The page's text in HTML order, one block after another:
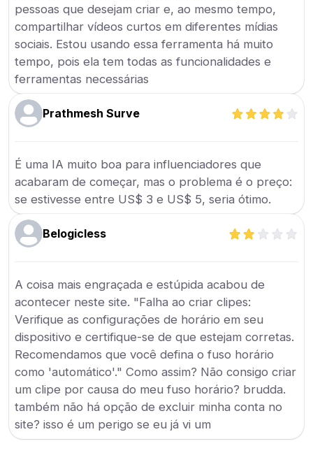
pessoas que desejam criar e, ao mesmo tempo,
compartilhar vídeos curtos em diferentes mídias
sociais. Estou usando essa ferramenta há muito
tempo, pois ela tem todas as funcionalidades e
ferramentas necessárias
Prathmesh Surve
É uma IA muito boa para influenciadores que
acabaram de começar, mas o problema é o preço:
se estivesse entre US$ 3 e US$ 5, seria ótimo.
Belogicless
A coisa mais engraçada e estúpida acabou de
acontecer neste site. "Falha ao criar clipes:
Verifique as configurações de horário em seu
dispositivo e certifique-se de que estejam corretas.
Recomendamos que você defina o fuso horário
como 'automático'." Como assim? Não consigo criar
um clipe por causa do meu fuso horário? brudda.
também não há opção de excluir minha conta no
site? isso é um perigo se eu já vi um